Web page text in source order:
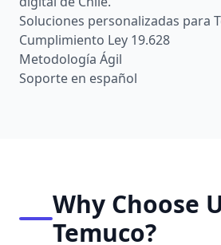
Soluciones personalizadas para
Cumplimiento Ley 19.628
Metodología Ágil
Soporte en español
Why Choose
Temuco?